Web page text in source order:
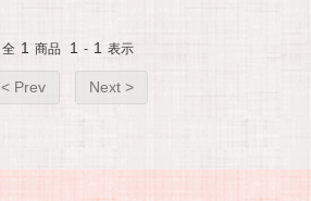
全 1 商品 1 - 1 表示
< Prev Next >